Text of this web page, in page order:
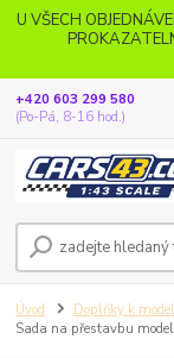
U VŠECH
+420 603 299 580
(Po-Pá, 8-16 hod.)
Úvod Doplňky k
Sada na přestavbu